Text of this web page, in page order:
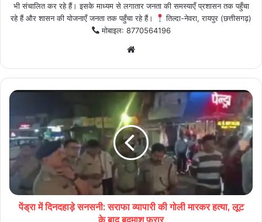
भी संचालित कर रहे हैं। इसके माध्यम से लगातार जनता की समस्याएँ प्रशासन तक पहुँचा
रहे हैं और शासन की योजनाएँ जनता तक पहुँचा रहे हैं।
तिल्दा-नेवरा, रायपुर (छत्तीसगढ़)
मोबाइल: 8770564196
Website
पेंड्रा में दिनदहाड़े सनसनी: सराफा व्यापारी की गोली मारकर हत्या, लूट